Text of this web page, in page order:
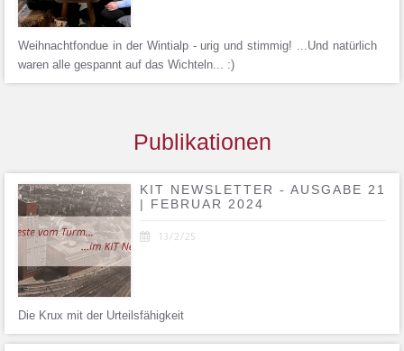
Weihnachtfondue in der Wintialp - urig und stimmig! ...Und natürlich
waren alle gespannt auf das Wichteln... :)
Publikationen
KIT NEWSLETTER - AUSGABE 21
| FEBRUAR 2024
 13/2/25
Die Krux mit der Urteilsfähigkeit